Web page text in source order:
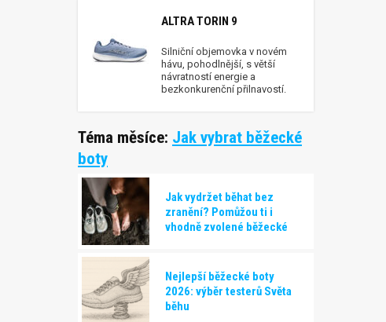
ALTRA TORIN 9
Silniční objemovka v novém
hávu, pohodlnější, s větší
návratností energie a
bezkonkurenční přilnavostí.
Téma měsíce: Jak vybrat běžecké
boty
Jak vydržet běhat bez
zranění? Pomůžou ti i
vhodně zvolené běžecké
Nejlepší běžecké boty
2026: výběr testerů Světa
běhu